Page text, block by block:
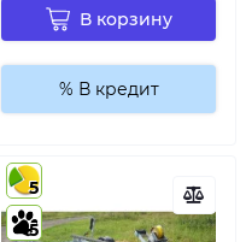
В корзину
% В кредит
5
5